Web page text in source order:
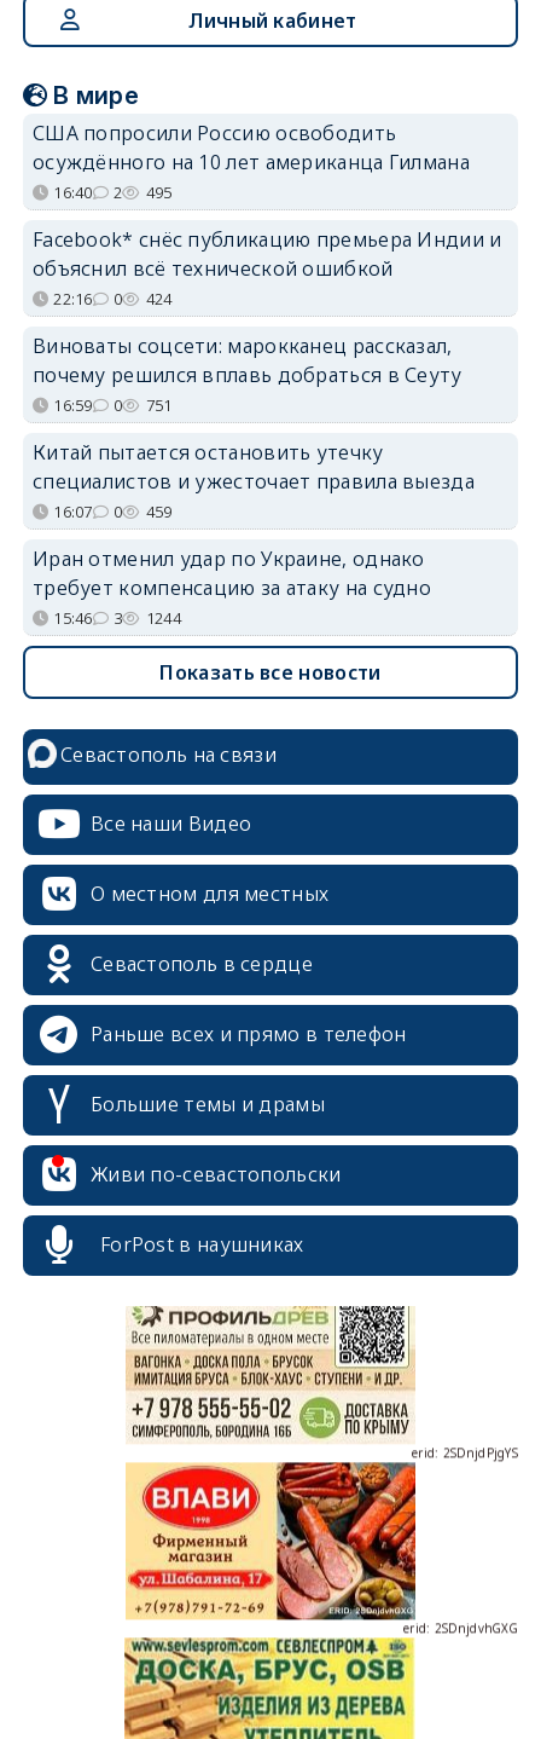
Личный кабинет
В мире
США попросили Россию освободить
осуждённого на 10 лет американца Гилмана
16:40 2 495
Facebook* снёс публикацию премьера Индии и
объяснил всё технической ошибкой
22:16 0 424
Виноваты соцсети: марокканец рассказал,
почему решился вплавь добраться в Сеуту
16:59 0 751
Китай пытается остановить утечку
специалистов и ужесточает правила выезда
16:07 0 459
Иран отменил удар по Украине, однако
требует компенсацию за атаку на судно
15:46 3 1244
Показать все новости
Севастополь на связи
Все наши Видео
О местном для местных
Севастополь в сердце
Раньше всех и прямо в телефон
Большие темы и драмы
Живи по-севастопольски
ForPost в наушниках
erid: 2SDnjcrDNw6
erid: 2SDnjdPjgYS
erid: 2SDnjdvhGXG